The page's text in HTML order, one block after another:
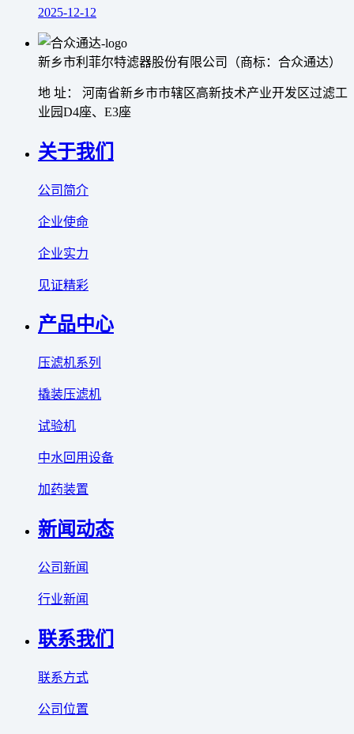
2025-12-12
新乡市利菲尔特滤器股份有限公司（商标：合众通达）
地 址： 河南省新乡市市辖区高新技术产业开发区过滤工
业园D4座、E3座
关于我们
公司简介
企业使命
企业实力
见证精彩
产品中心
压滤机系列
撬装压滤机
试验机
中水回用设备
加药装置
新闻动态
公司新闻
行业新闻
联系我们
联系方式
公司位置